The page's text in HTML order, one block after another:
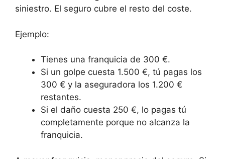
siniestro. El seguro cubre el resto del coste.
Ejemplo:
Tienes una franquicia de 300 €.
Si un golpe cuesta 1.500 €, tú pagas los
300 € y la aseguradora los 1.200 €
restantes.
Si el daño cuesta 250 €, lo pagas tú
completamente porque no alcanza la
franquicia.